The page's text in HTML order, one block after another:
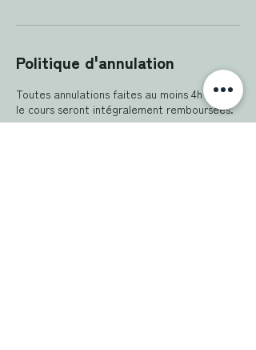
Politique d'annulation
Toutes annulations faites au moins 4h avant